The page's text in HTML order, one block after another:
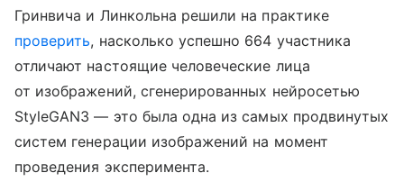
Гринвича и Линкольна решили на практике
проверить, насколько успешно 664 участника
отличают настоящие человеческие лица
от изображений, сгенерированных нейросетью
StyleGAN3 — это была одна из самых продвинутых
систем генерации изображений на момент
проведения эксперимента.